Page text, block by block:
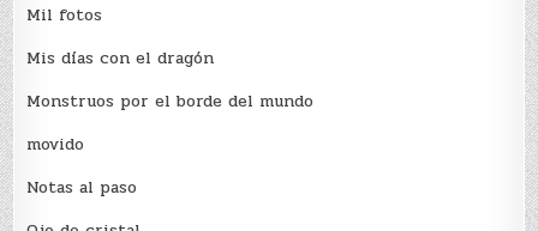
Mil fotos
Mis días con el dragón
Monstruos por el borde del mundo
movido
Notas al paso